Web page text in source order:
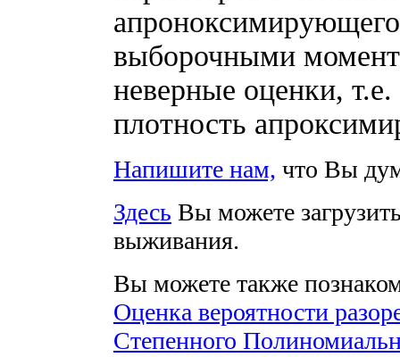
апроноксимирующего
выборочными
неверные оценки,
плотность
Напишите нам, что Вы
Здесь Вы можете
выживания.
Вы можете также
Оценка вероятности
Степенного